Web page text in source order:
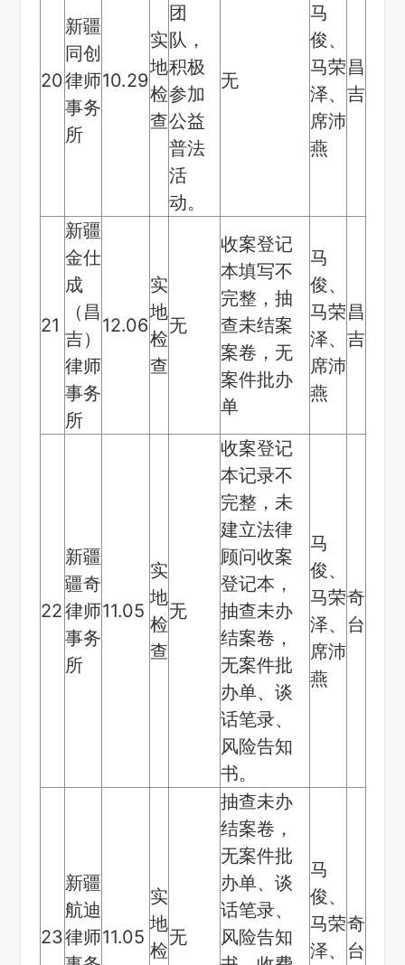
20
新疆
同创
律师
事务
所
10.29
实
地
检
查
团
队，
积极
参加
公益
普法
活
动。
无
马
俊、
马荣
泽、
席沛
燕
昌
吉
21
新疆
金仕
成
（昌
吉）
律师
事务
所
12.06
实
地
检
查
无
收案登记
本填写不
完整，抽
查未结案
案卷，无
案件批办
单
马
俊、
马荣
泽、
席沛
燕
昌
吉
22
新疆
疆奇
律师
事务
所
11.05
实
地
检
查
无
收案登记
本记录不
完整，未
建立法律
顾问收案
登记本，
抽查未办
结案卷，
无案件批
办单、谈
话笔录、
风险告知
书。
马
俊、
马荣
泽、
席沛
燕
奇
台
23
新疆
航迪
律师11.05
实
地
检
无
抽查未办
结案卷，
无案件批
办单、谈
话笔录、
风险告知
马
俊、
马荣
泽、
奇
台